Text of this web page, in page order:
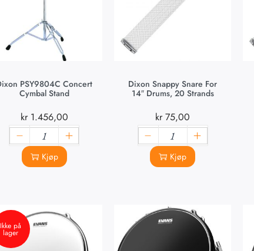
PSY9804C Concert
Cymbal Stand
kr1.456,00
Kjøp
Dixon Snappy Snare For
14″ Drums, 20 Strands
kr75,00
Kjøp
Ikke på
lager